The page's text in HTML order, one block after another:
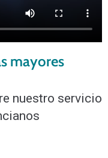
mayores
nuestro servicio